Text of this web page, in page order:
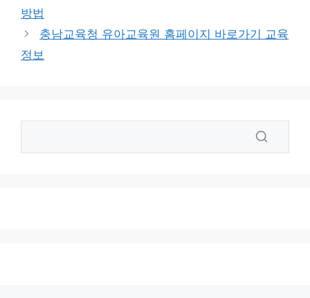
방법
충남교육청 유아교육원 홈페이지 바로가기 교육
정보